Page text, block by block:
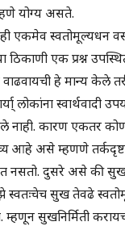
योग्य असते.
एकमेव स्वतोमूल्यधन
एक प्रश्न
वाढवायची हे मान्य केले
लोकांना
कारण एकतर
आहे असे म्हणणे
नसतो. दुसरे असे की
सुख तेवढे
सुखनिर्मिती